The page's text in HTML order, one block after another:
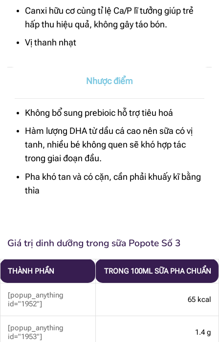
Canxi hữu cơ cùng tỉ lệ Ca/P lĩ tưởng giúp trẻ
hấp thu hiệu quả, không gây táo bón.
Vị thanh nhạt
Nhược điểm
Không bổ sung prebioic hỗ trợ tiêu hoá
Hàm lượng DHA từ dầu cá cao nên sữa có vị
tanh, nhiều bé không quen sẽ khó hợp tác
trong giai đoạn đầu.
Pha khó tan và có cặn, cần phải khuấy kĩ bằng
thìa
Giá trị dinh dưỡng trong sữa Popote Số 3
THÀNH PHẦN TRONG 100ML SỮA PHA CHUẨN
[popup_anything
id="1952"]
65 kcal
[popup_anything
id="1953"]
1.4 g